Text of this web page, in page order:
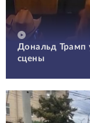
Дональд Трамп
сцены